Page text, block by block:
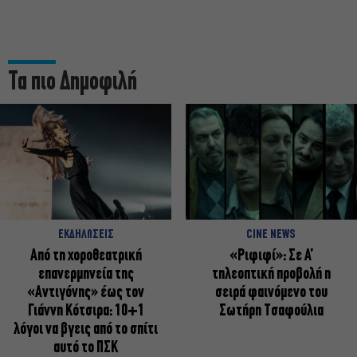
Τα πιο Δημοφιλή
ΕΚΔΗΛΩΣΕΙΣ
Από τη χοροθεατρική
επανερμηνεία της
«Αντιγόνης» έως τον
Γιάννη Κότσιρα: 10+1
λόγοι να βγεις από το σπίτι
αυτό το ΠΣΚ
CINE NEWS
«Ριφιφί»: Σε Α’
τηλεοπτική προβολή η
σειρά φαινόμενο του
Σωτήρη Τσαφούλια